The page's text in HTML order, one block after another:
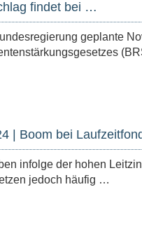
findet bei …
geplante
| Boom bei
infolge der hohen
jedoch häufig …